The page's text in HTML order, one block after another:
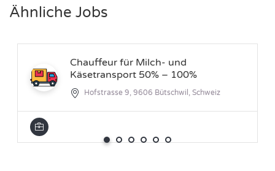
Ähnliche Jobs
Chauffeur für Milch- und
Käsetransport 50% – 100%
Hofstrasse 9, 9606 Bütschwil, Schweiz